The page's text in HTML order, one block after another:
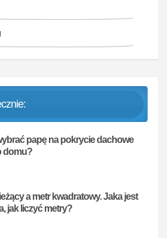
papę na pokrycie dachowe
domu?
a metr kwadratowy. Jaka jest
jak liczyć metry?